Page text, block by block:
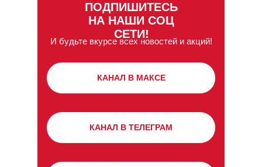
И будьте вкурсе всех новостей и акций!
ПОДПИШИТЕСЬ
НА НАШИ СОЦ
СЕТИ!
КАНАЛ В МАКСЕ
КАНАЛ В ТЕЛЕГРАМ